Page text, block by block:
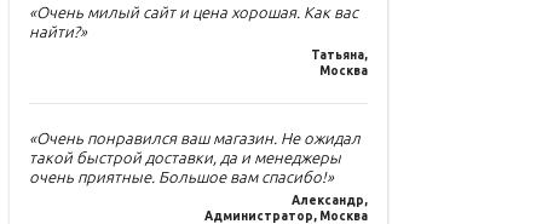
«Очень милый сайт и цена хорошая. Как вас
найти?»
Татьяна,
Москва
«Очень понравился ваш магазин. Не ожидал
такой быстрой доставки, да и менеджеры
очень приятные. Большое вам спасибо!»
Александр,
Администратор, Москва